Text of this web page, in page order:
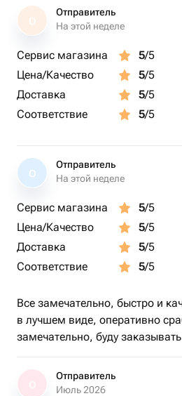
- Друзей – стильный и вкусный
Почему выбирают нас?
- Натуральные ингредиенты –
орехи и шоколад.
- Универсальный подарок –
праздника.
Подарите вкус праздника с
Закажите сейчас на Flowwow –
лучшем виде!
О
Отправитель
На этой неделе
Сервис магазина 5/5
Цена/Качество
5/5
Доставка
5/5
Соответствие
5/5
О
Отправитель
На этой неделе
Сервис магазина 5/5
Цена/Качество
5/5
Доставка
5/5
Соответствие
5/5
Все замечательно, быстро и
в лучшем виде, оперативно
замечательно, буду
Отправитель
Июль 2026